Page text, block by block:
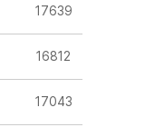
17639
16812
17043